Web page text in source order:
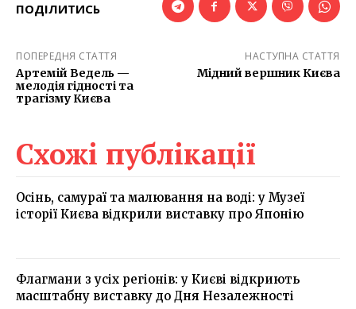
ПОДІЛИТИСЬ
ПОПЕРЕДНЯ СТАТТЯ
Артемій Ведель —
мелодія гідності та
трагізму Києва
НАСТУПНА СТАТТЯ
Мідний вершник Києва
Схожі публікації
Осінь, самураї та малювання на воді: у Музеї
історії Києва відкрили виставку про Японію
Флагмани з усіх регіонів: у Києві відкриють
масштабну виставку до Дня Незалежності